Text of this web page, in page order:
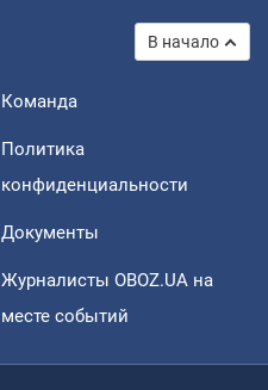
В начало
Команда
Политика
конфиденциальности
Документы
Журналисты OBOZ.UA на
месте событий